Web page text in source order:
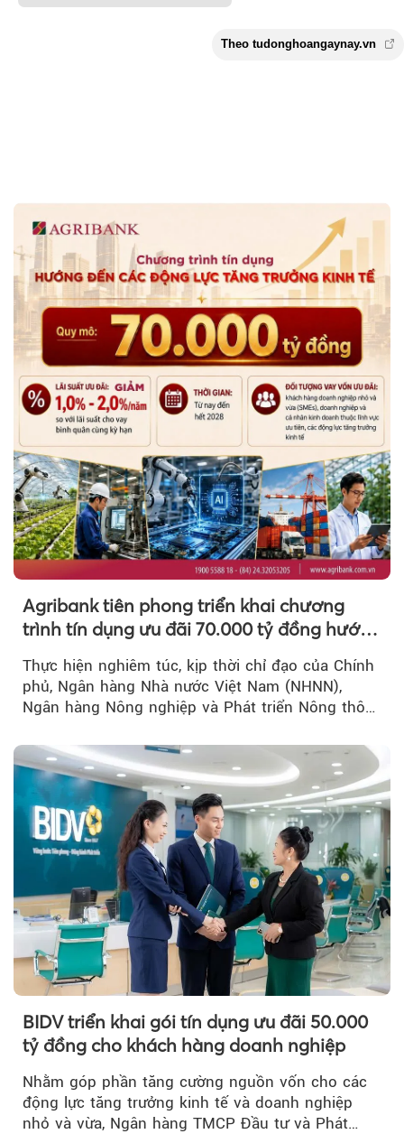
Theo
Agribank tiên phong triển khai chương
trình tín dụng ưu đãi 70.000 tỷ đồng hướng
Thực hiện nghiêm túc, kịp thời chỉ đạo của Chính
phủ, Ngân hàng Nhà nước Việt Nam (NHNN),
Ngân hàng Nông nghiệp và Phát triển Nông thôn
BIDV triển khai gói tín dụng ưu đãi 50.000
tỷ đồng cho khách hàng doanh nghiệp
Nhằm góp phần tăng cường nguồn vốn cho các
động lực tăng trưởng kinh tế và doanh nghiệp
nhỏ và vừa, Ngân hàng TMCP Đầu tư và Phát